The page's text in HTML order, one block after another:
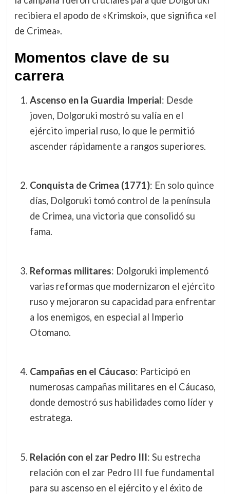
recibiera el apodo de «Krimskoi», que significa «el
de Crimea».
Momentos clave de su
carrera
Ascenso en la Guardia Imperial: Desde
joven, Dolgoruki mostró su valía en el
ejército imperial ruso, lo que le permitió
ascender rápidamente a rangos superiores.
Conquista de Crimea (1771): En solo quince
días, Dolgoruki tomó control de la península
de Crimea, una victoria que consolidó su
fama.
Reformas militares: Dolgoruki implementó
varias reformas que modernizaron el ejército
ruso y mejoraron su capacidad para enfrentar
a los enemigos, en especial al Imperio
Otomano.
Campañas en el Cáucaso: Participó en
numerosas campañas militares en el Cáucaso,
donde demostró sus habilidades como líder y
estratega.
Relación con el zar Pedro III: Su estrecha
relación con el zar Pedro III fue fundamental
para su ascenso en el ejército y el éxito de